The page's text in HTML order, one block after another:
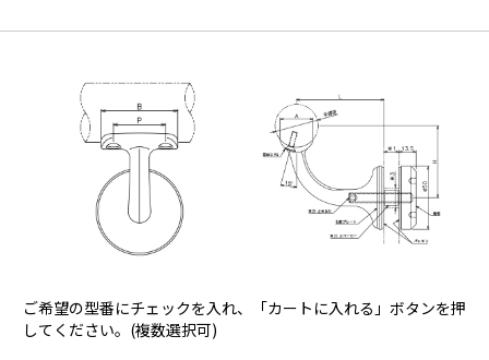
ご希望の型番にチェックを入れ、「カートに入れる」ボタンを押
してください。(複数選択可)